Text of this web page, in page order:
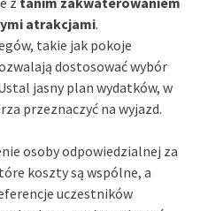
atrakcjami.
takie jak pokoje
dostosować wybór
jasny plan wydatków, w
przeznaczyć na wyjazd.
osoby odpowiedzialnej za
koszty są wspólne, a
uczestników